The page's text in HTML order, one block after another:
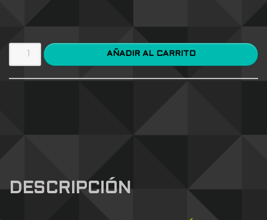
AÑADIR AL CARRITO
DESCRIPCIÓN